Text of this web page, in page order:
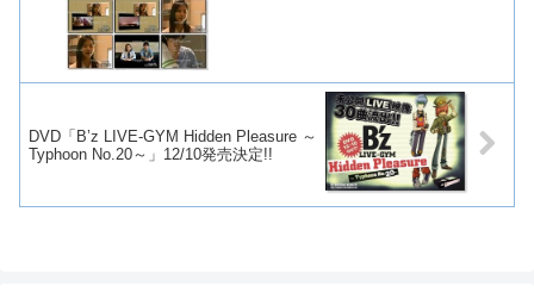
DVD「B’z LIVE-GYM Hidden Pleasure ～
Typhoon No.20～」12/10発売決定!!